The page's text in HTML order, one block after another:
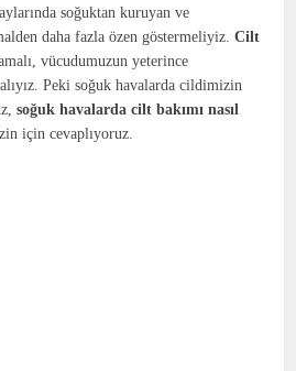
soğuktan kuruyan ve
daha fazla özen göstermeliyiz.Cilt
vücudumuzun yeterince
Peki soğuk havalarda cildimizin
soğuk havalarda cilt bakımı nasıl
için cevaplıyoruz.